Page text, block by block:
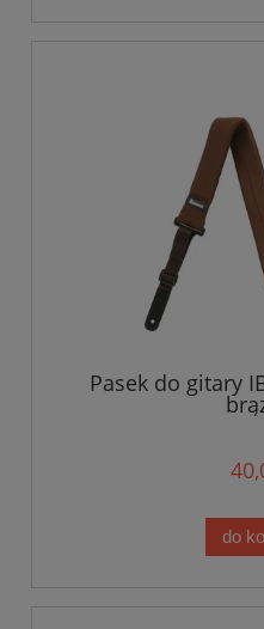
Pasek do gitary
do